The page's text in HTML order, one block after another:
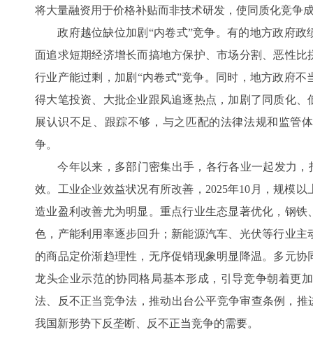
将大量融资用于价格补贴而非技术研发，使同质化竞争
政府越位缺位加剧“内卷式”竞争。有的地方政府政
面追求短期经济增长而搞地方保护、市场分割、恶性
行业产能过剩，加剧“内卷式”竞争。同时，地方政府
得大笔投资、大批企业跟风追逐热点，加剧了同质化
展认识不足、跟踪不够，与之匹配的法律法规和监管
争。
今年以来，多部门密集出手，各行各业一起发力，
效。工业企业效益状况有所改善，2025年10月，规模
造业盈利改善尤为明显。重点行业生态显著优化，钢
色，产能利用率逐步回升；新能源汽车、光伏等行业
的商品定价渐趋理性，无序促销现象明显降温。多元
龙头企业示范的协同格局基本形成，引导竞争朝着更
法、反不正当竞争法，推动出台公平竞争审查条例，
我国新形势下反垄断、反不正当竞争的需要。